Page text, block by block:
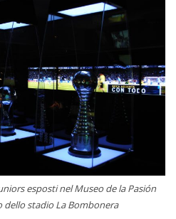
esposti nelMuseo de la Pasión
dello stadio La Bombonera